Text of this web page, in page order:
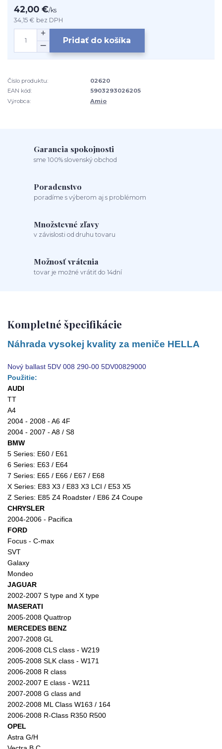
42,00 €/ks
34,15 € bez DPH
Pridať do košíka
Číslo produktu:
02620
EAN kód:
5903293026205
Výrobca:
Amio
Garancia spokojnosti
sme 100% slovenský obchod
Poradenstvo
poradíme s výberom aj s problémom
Množstevné zľavy
v závislosti od druhu tovaru
Možnosť vrátenia
tovar je možné vrátiť do 14dní
Kompletné špecifikácie
Náhrada vysokej kvality za meniče HELLA
Nový ballast 5DV 008 290-00 5DV00829000
Použitie:
AUDI
TT
A4
2004 - 2008 - A6 4F
2004 - 2007 - A8 / S8
BMW
5 Series: E60 / E61
6 Series: E63 / E64
7 Series: E65 / E66 / E67 / E68
X Series: E83 X3 / E83 X3 LCI / E53 X5
Z Series: E85 Z4 Roadster / E86 Z4 Coupe
CHRYSLER
2004-2006 - Pacifica
FORD
Focus - C-max
SVT
Galaxy
Mondeo
JAGUAR
2002-2007 S type and X type
MASERATI
2005-2008 Quattrop
MERCEDES BENZ
2007-2008 GL
2006-2008 CLS class - W219
2005-2008 SLK class - W171
2006-2008 R class
2002-2007 E class - W211
2007-2008 G class and
2002-2008 ML Class W163 / 164
2006-2008 R-Class R350 R500
OPEL
Astra G/H